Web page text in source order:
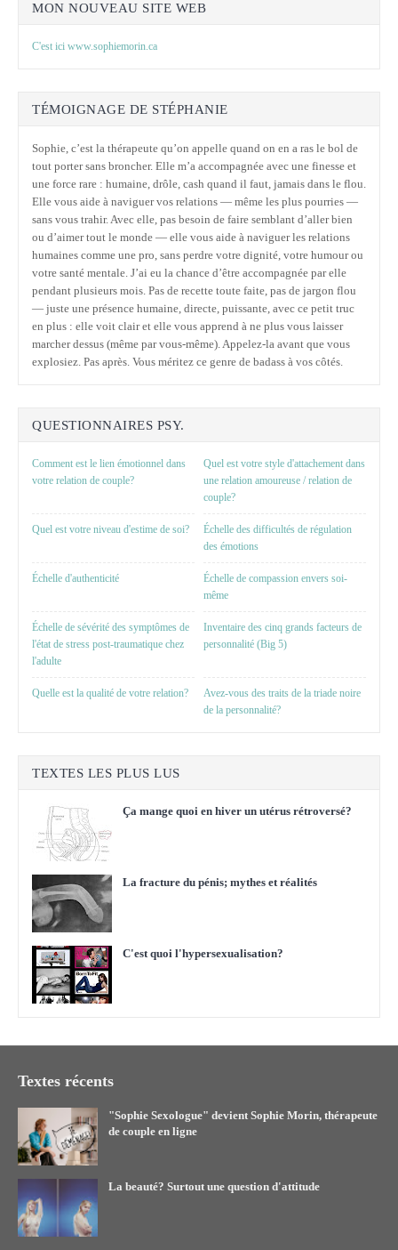
MON NOUVEAU SITE WEB
C'est ici www.sophiemorin.ca
TÉMOIGNAGE DE STÉPHANIE
Sophie, c’est la thérapeute qu’on appelle quand on en a ras le bol de
tout porter sans broncher. Elle m’a accompagnée avec une finesse et
une force rare : humaine, drôle, cash quand il faut, jamais dans le flou.
Elle vous aide à naviguer vos relations — même les plus pourries —
sans vous trahir. Avec elle, pas besoin de faire semblant d’aller bien
ou d’aimer tout le monde — elle vous aide à naviguer les relations
humaines comme une pro, sans perdre votre dignité, votre humour ou
votre santé mentale. J’ai eu la chance d’être accompagnée par elle
pendant plusieurs mois. Pas de recette toute faite, pas de jargon flou
— juste une présence humaine, directe, puissante, avec ce petit truc
en plus : elle voit clair et elle vous apprend à ne plus vous laisser
marcher dessus (même par vous-même). Appelez-la avant que vous
explosiez. Pas après. Vous méritez ce genre de badass à vos côtés.
QUESTIONNAIRES PSY.
Comment est le lien émotionnel dans
votre relation de couple?
Quel est votre style d'attachement dans
une relation amoureuse / relation de
couple?
Quel est votre niveau d'estime de soi?
Échelle des difficultés de régulation
des émotions
Échelle d'authenticité
Échelle de compassion envers soi-
même
Échelle de sévérité des symptômes de
l'état de stress post-traumatique chez
l'adulte
Inventaire des cinq grands facteurs de
personnalité (Big 5)
Quelle est la qualité de votre relation?
Avez-vous des traits de la triade noire
de la personnalité?
TEXTES LES PLUS LUS
Ça mange quoi en hiver un utérus rétroversé?
La fracture du pénis; mythes et réalités
C'est quoi l'hypersexualisation?
Textes récents
"Sophie Sexologue" devient Sophie Morin, thérapeute
de couple en ligne
La beauté? Surtout une question d'attitude